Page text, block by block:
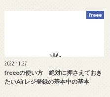
freee
2022.11.27
freeeの使い方 絶対に押さえておき
たいAirレジ登録の基本中の基本